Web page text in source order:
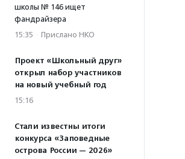
школы № 146 ищет
фандрайзера
15:35 · Прислано НКО
Проект «Школьный друг»
открыл набор участников
на новый учебный год
15:16
Стали известны итоги
конкурса «Заповедные
острова России — 2026»